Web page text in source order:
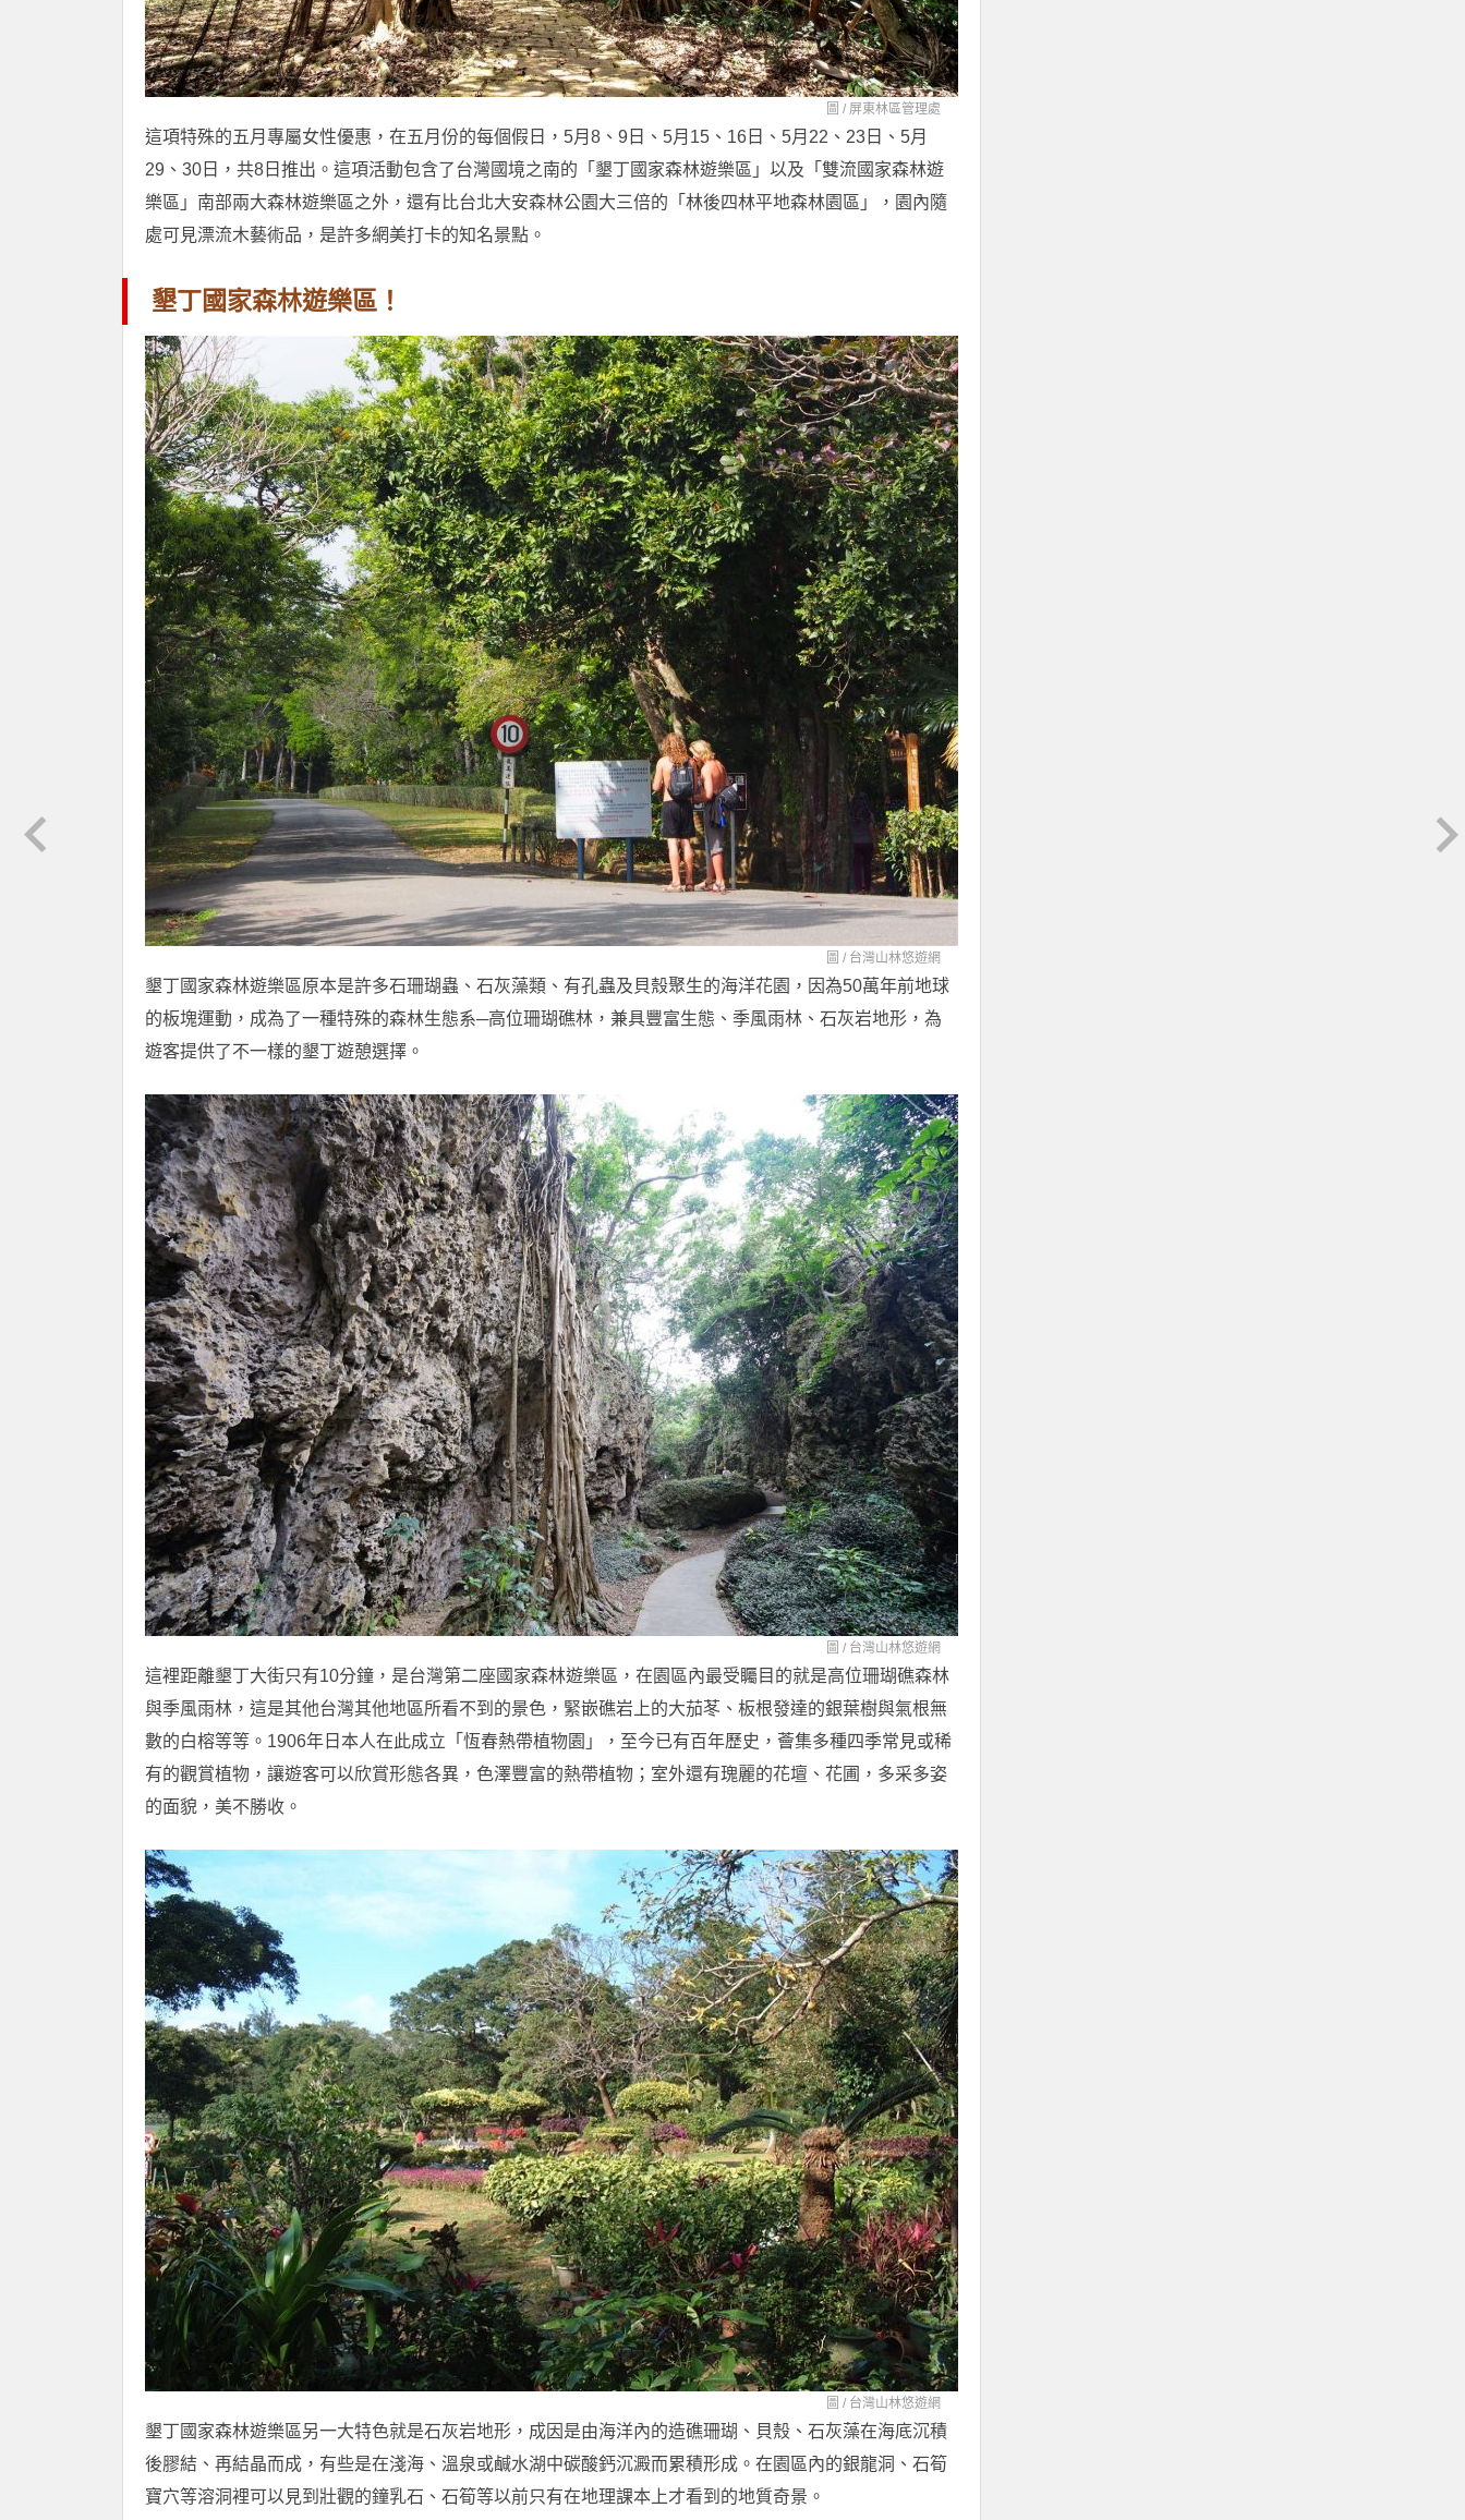
圖 / 屏東林區管理處
這項特殊的五月專屬女性優惠，在五月份的每個假日，5月8、9日、5月15、16日、5月22、23日、5月
29、30日，共8日推出。這項活動包含了台灣國境之南的「墾丁國家森林遊樂區」以及「雙流國家森林遊
樂區」南部兩大森林遊樂區之外，還有比台北大安森林公園大三倍的「林後四林平地森林園區」，園內隨
處可見漂流木藝術品，是許多網美打卡的知名景點。
墾丁國家森林遊樂區！
圖 / 台灣山林悠遊網
墾丁國家森林遊樂區原本是許多石珊瑚蟲、石灰藻類、有孔蟲及貝殼聚生的海洋花園，因為50萬年前地球
的板塊運動，成為了一種特殊的森林生態系─高位珊瑚礁林，兼具豐富生態、季風雨林、石灰岩地形，為
遊客提供了不一樣的墾丁遊憩選擇。
圖 / 台灣山林悠遊網
這裡距離墾丁大街只有10分鐘，是台灣第二座國家森林遊樂區，在園區內最受矚目的就是高位珊瑚礁森林
與季風雨林，這是其他台灣其他地區所看不到的景色，緊嵌礁岩上的大茄苳、板根發達的銀葉樹與氣根無
數的白榕等等。1906年日本人在此成立「恆春熱帶植物園」，至今已有百年歷史，薈集多種四季常見或稀
有的觀賞植物，讓遊客可以欣賞形態各異，色澤豐富的熱帶植物；室外還有瑰麗的花壇、花圃，多采多姿
的面貌，美不勝收。
圖 / 台灣山林悠遊網
墾丁國家森林遊樂區另一大特色就是石灰岩地形，成因是由海洋內的造礁珊瑚、貝殼、石灰藻在海底沉積
後膠結、再結晶而成，有些是在淺海、溫泉或鹹水湖中碳酸鈣沉澱而累積形成。在園區內的銀龍洞、石筍
寶穴等溶洞裡可以見到壯觀的鐘乳石、石筍等以前只有在地理課本上才看到的地質奇景。